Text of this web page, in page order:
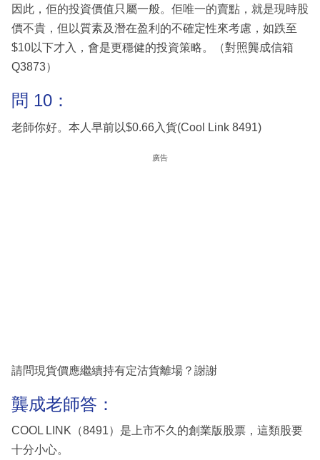
因此，佢的投資價值只屬一般。佢唯一的賣點，就是現時股
價不貴，但以質素及潛在盈利的不確定性來考慮，如跌至
$10以下才入，會是更穩健的投資策略。（對照龔成信箱
Q3873）
問 10：
老師你好。本人早前以$0.66入貨(Cool Link 8491)
廣告
請問現貨價應繼續持有定沽貨離場？謝謝
龔成老師答：
COOL LINK（8491）是上市不久的創業版股票，這類股要
十分小心。